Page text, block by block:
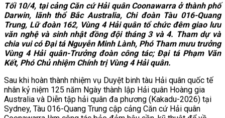
Tối 10/4, tại cảng Căn cứ Hải quân Coonawarraở thành phố
Darwin, lãnh thổ Bắc Australia, Chi đoàn Tàu 016-Quang
Trung, Lữ đoàn 162, Vùng 4 Hải quân tổ chức đêm giao lưu
văn nghệ và sinh nhật đồng đội tháng 3 và 4. Tham dự và
chia vui có Đại tá Nguyễn Minh Lành, Phó Tham mưu trưởng
Vùng 4 Hải quân-Trưởng đoàn công tác; Đại tá Phạm Văn
Kết, Phó Chủ nhiệm Chính trị Vùng 4 Hải quân.
Sau khi hoàn thành nhiệm vụ Duyệt binh tàu Hải quân quốc tế
nhân kỷ niệm 125 năm Ngày thành lập Hải quân Hoàng gia
Australia và Diễn tập hải quân đa phương (Kakadu-2026) tại
Sydney, Tàu 016-Quang Trung cập cảng Căn cứ Hải quân